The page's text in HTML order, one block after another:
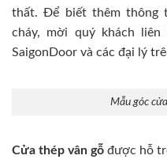
thất. Để biết thêm thông
cháy, mời quý khách
SaigonDoor và các đại lý
Mẫu góc
Cửa thép vân gỗ được hỗ